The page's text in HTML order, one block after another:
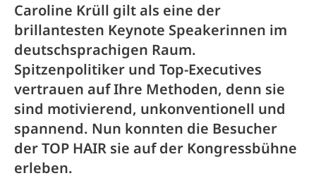
Caroline Krüll gilt als eine der
brillantesten Keynote Speakerinnen im
deutschsprachigen Raum.
Spitzenpolitiker und Top-Executives
vertrauen auf Ihre Methoden, denn sie
sind motivierend, unkonventionell und
spannend. Nun konnten die Besucher
der TOP HAIR sie auf der Kongressbühne
erleben.